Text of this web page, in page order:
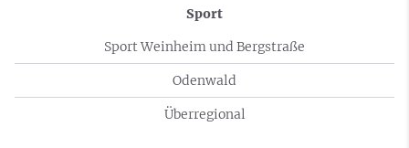
Sport
Sport Weinheim und Bergstraße
Odenwald
Überregional